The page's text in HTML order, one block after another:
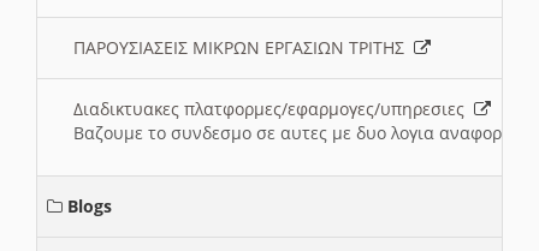
ΠΑΡΟΥΣΙΑΣΕΙΣ ΜΙΚΡΩΝ ΕΡΓΑΣΙΩΝ ΤΡΙΤΗΣ
Διαδικτυακες πλατφορμες/εφαρμογες/υπηρεσιες
Βαζουμε το συνδεσμο σε αυτες με δυο λογια αναφορικα
Blogs